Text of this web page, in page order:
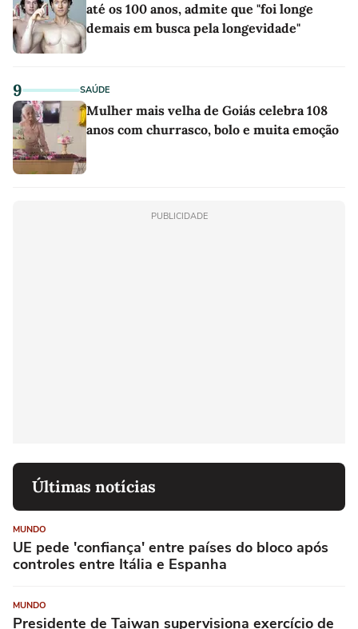
até os 100 anos, admite que "foi longe
demais em busca pela longevidade"
9 SAÚDE
Mulher mais velha de Goiás celebra 108
anos com churrasco, bolo e muita emoção
PUBLICIDADE
Últimas notícias
MUNDO
UE pede 'confiança' entre países do bloco após
controles entre Itália e Espanha
MUNDO
Presidente de Taiwan supervisiona exercício de